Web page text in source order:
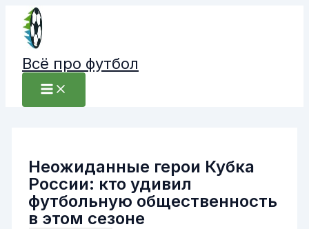
Перейти
содержимому
Всё про футбол
Неожиданные герои Кубка
России: кто удивил
футбольную общественность
в этом сезоне